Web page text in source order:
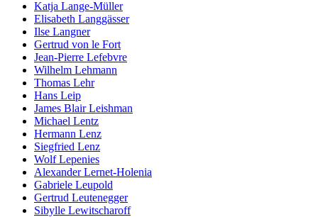
Katja Lange-Müller
Elisabeth Langgässer
Ilse Langner
Gertrud von le Fort
Jean-Pierre Lefebvre
Wilhelm Lehmann
Thomas Lehr
Hans Leip
James Blair Leishman
Michael Lentz
Hermann Lenz
Siegfried Lenz
Wolf Lepenies
Alexander Lernet-Holenia
Gabriele Leupold
Gertrud Leutenegger
Sibylle Lewitscharoff